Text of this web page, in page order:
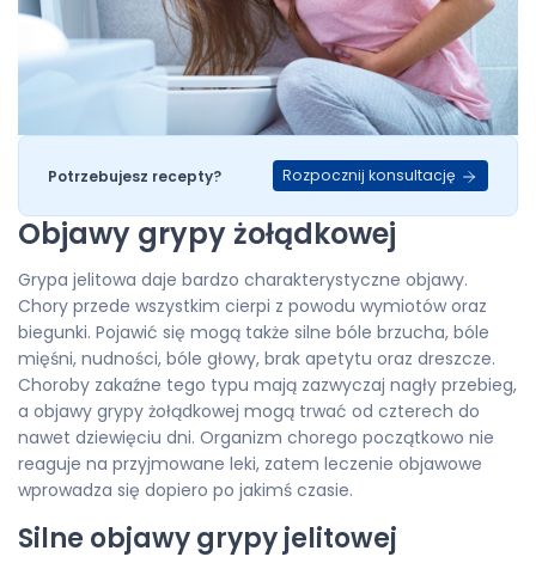
Potrzebujesz recepty? Rozpocznij konsultację
Objawy grypy żołądkowej
Grypa jelitowa daje bardzo charakterystyczne objawy.
Chory przede wszystkim cierpi z powodu wymiotów oraz
biegunki. Pojawić się mogą także silne bóle brzucha, bóle
mięśni, nudności, bóle głowy, brak apetytu oraz dreszcze.
Choroby zakaźne tego typu mają zazwyczaj nagły przebieg,
a objawy grypy żołądkowej mogą trwać od czterech do
nawet dziewięciu dni. Organizm chorego początkowo nie
reaguje na przyjmowane leki, zatem leczenie objawowe
wprowadza się dopiero po jakimś czasie.
Silne objawy grypy jelitowej